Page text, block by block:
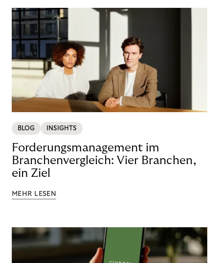
BLOG INSIGHTS
Forderungsmanagement im
Branchenvergleich: Vier Branchen,
ein Ziel
MEHR LESEN